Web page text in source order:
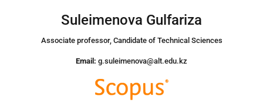
Suleimenova Gulfariza
Associate professor, Candidate of Technical Sciences
Email: g.suleimenova@alt.edu.kz